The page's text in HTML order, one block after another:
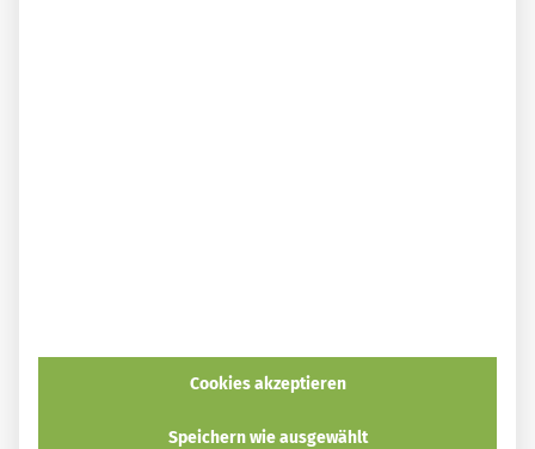
Pflanzenölen
Cookies akzeptieren
Speichern wie ausgewählt